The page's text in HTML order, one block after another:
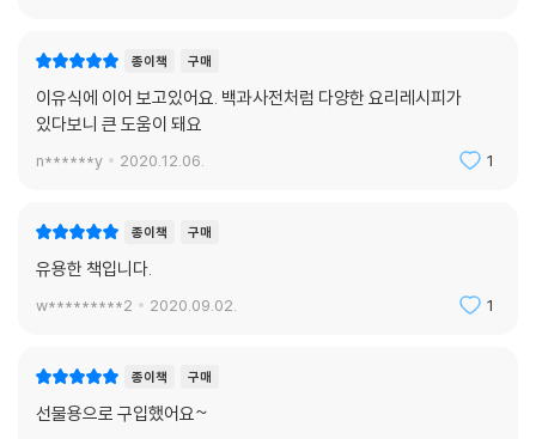
종이책 구매
이유식에 이어 보고있어요. 백과사전처럼 다양한 요리레시피가
있다보니 큰 도움이 돼요
n******y 2020.12.06. 1
종이책 구매
유용한 책입니다.
w*********2 2020.09.02. 1
종이책 구매
선물용으로 구입했어요~